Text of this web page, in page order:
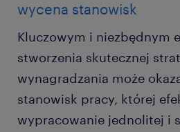
wycena stanowisk
Kluczowym i niezbędnym
stworzenia skutecznej
wynagradzania może
stanowisk pracy, której
wypracowanie jednolitej i